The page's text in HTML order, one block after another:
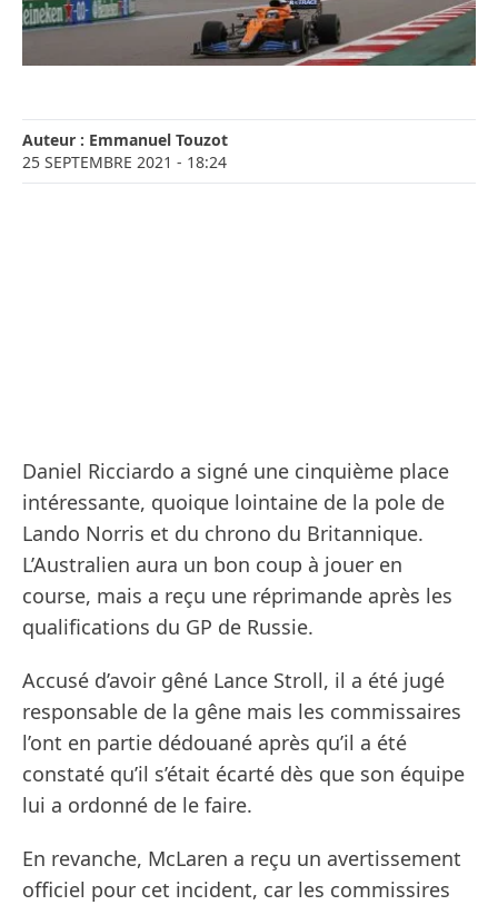
Auteur : Emmanuel Touzot
25 SEPTEMBRE 2021 - 18:24
Daniel Ricciardo a signé une cinquième place
intéressante, quoique lointaine de la pole de
Lando Norris et du chrono du Britannique.
L’Australien aura un bon coup à jouer en
course, mais a reçu une réprimande après les
qualifications du GP de Russie.
Accusé d’avoir gêné Lance Stroll, il a été jugé
responsable de la gêne mais les commissaires
l’ont en partie dédouané après qu’il a été
constaté qu’il s’était écarté dès que son équipe
lui a ordonné de le faire.
En revanche, McLaren a reçu un avertissement
officiel pour cet incident, car les commissires